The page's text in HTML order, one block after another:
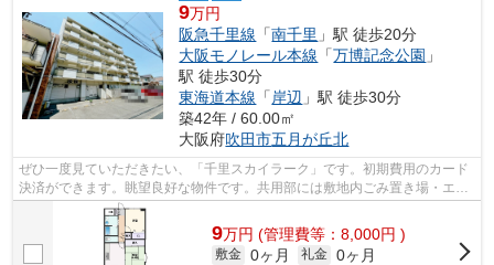
9万円
阪急千里線 「南千里 」駅 徒歩20分
大阪モノレール本線 「万博記念公園 」
駅 徒歩30分
東海道本線 「 岸辺 」駅 徒歩30分
築42年 / 60.00㎡
大阪府吹田市五月が丘北
ぜひ一度見ていただきたい、「千里スカイラーク」です。初期費用のカード
決済ができます。眺望良好な物件です。共用部には敷地内ごみ置き場・エレ
ベータなどが揃っております。自分好...
9万円 (管理費等：8,000円 )
敷金 0ヶ月 礼金 0ヶ月